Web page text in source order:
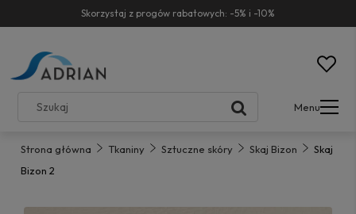
Skorzystaj z progów rabatowych: -5% i -10%
Menu
Strona główna Tkaniny Sztuczne skóry Skaj Bizon
Skaj
Bizon 2